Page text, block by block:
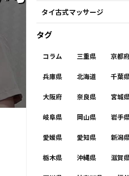
タイ古式マッサージ
タグ
コラム 三重県 京都
兵庫県 北海道 千葉
大阪府 奈良県 宮城
岐阜県 岡山県 岩手
愛媛県 愛知県 新潟
栃木県 沖縄県 滋賀